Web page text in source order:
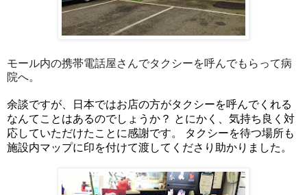
モール内の携帯電話屋さんでタクシーを呼んでもらって病
院へ。
余談ですが、日本ではお店の方がタクシーを呼んでくれる
なんてことはあるのでしょうか？ とにかく、気持ち良く対
応していただけたことに感謝です。 タクシーを待つ場所も
施設内マップに印を付けて渡してくださり助かりました。